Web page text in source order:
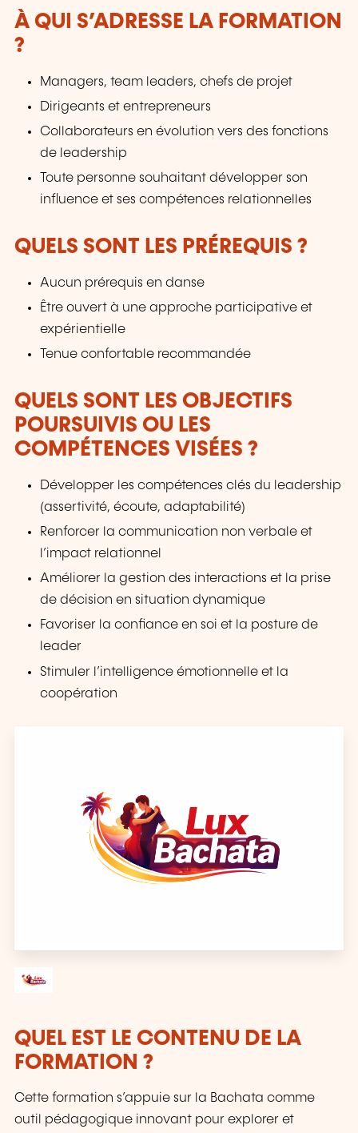
une énergie positive qui se prolonge bien après
l’atelier. Pourquoi choisir Lux Bachata ? Une
approche originale et mémorable de la
formation, une expertise reconnue dans
l’animation et la pédagogie et une expérience
engageante qui marque les esprits. Des
équipes plus connectées, plus confiantes… et
une énergie collective boostée.
À QUI S’ADRESSE LA FORMATION
?
Managers, team leaders, chefs de projet
Dirigeants et entrepreneurs
Collaborateurs en évolution vers des fonctions
de leadership
Toute personne souhaitant développer son
influence et ses compétences relationnelles
QUELS SONT LES PRÉREQUIS ?
Aucun prérequis en danse
Être ouvert à une approche participative et
expérientielle
Tenue confortable recommandée
QUELS SONT LES OBJECTIFS
POURSUIVIS OU LES
COMPÉTENCES VISÉES ?
Développer les compétences clés du leadership
(assertivité, écoute, adaptabilité)
Renforcer la communication non verbale et
l’impact relationnel
Améliorer la gestion des interactions et la prise
de décision en situation dynamique
Favoriser la confiance en soi et la posture de
leader
Stimuler l’intelligence émotionnelle et la
coopération
QUEL EST LE CONTENU DE LA
FORMATION ?
Cette formation s’appuie sur la Bachata comme
outil pédagogique innovant pour explorer et